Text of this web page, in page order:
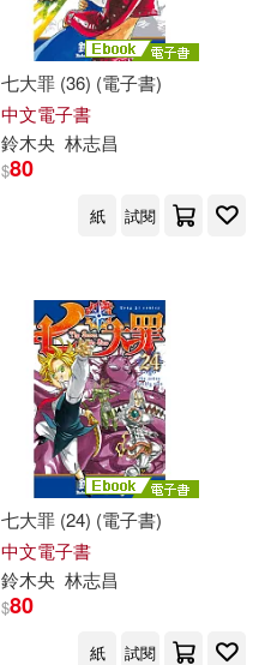
七大罪 (36) (電子書)
中文電子書
鈴木央 林志昌
$80
紙 試閱
七大罪 (24) (電子書)
中文電子書
鈴木央 林志昌
$80
紙 試閱